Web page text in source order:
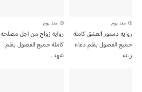
منذ يوم
رواية دستور العشق كاملة
جميع الفصول بقلم دعاء
زينه
منذ يوم
رواية زواج من اجل مصلحة
كاملة جميع الفصول بقلم
شهد...